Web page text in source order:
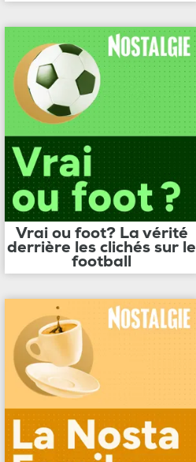
Vrai ou foot? La vérité
derrière les clichés sur le
football